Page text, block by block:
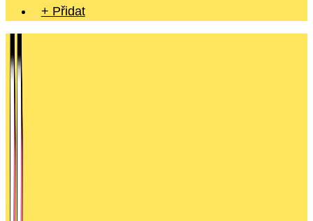
+ Přidat